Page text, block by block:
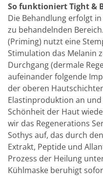
So funktioniert Tight &
Die Behandlung erfolgt
zu behandelnden
(Priming) nutzt eine
Stimulation das Melanin
Durchgang (dermale
aufeinander folgende
der oberen
Elastinproduktion an
Schönheit der Haut
wir das Regenerations
Sothys auf, das durch
Extrakt, Peptide und
Prozess der Heilung
Kühlmaske beruhigt